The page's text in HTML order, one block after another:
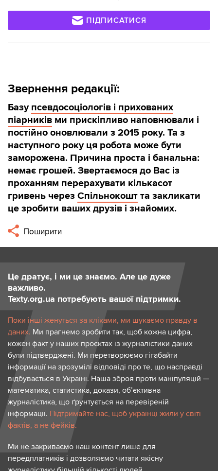
ПІДПИСАТИСЯ
Звернення редакції:
Базу псевдосоціологів і прихованих
піарників ми прискіпливо наповнювали і
постійно оновлювали з 2015 року. Та з
наступного року ця робота може бути
заморожена. Причина проста і банальна:
немає грошей. Звертаємося до Вас із
проханням перерахувати кількасот
гривень через Спільнокошт та закликати
це зробити ваших друзів і знайомих.
Поширити
Це дратує, і ми це знаємо. Але це дуже
важливо.
Texty.org.ua потребують вашої підтримки.
Поки інші женуться за кліками, ми шукаємо правду в
даних. Ми прагнемо зробити так, щоб кожна цифра,
кожен факт у наших проєктах із журналістики даних
були підтверджені. Ми перетворюємо гігабайти
інформації на зрозумілі відповіді про те, що насправді
відбувається в Україні. Наша зброя проти маніпуляцій —
математика, статистика, докази, об’єктивна
журналістика, що ґрунтується на перевіреній
інформації. Підтримайте нас, щоб українці жили у світі
фактів, а не фейків.
Ми не закриваємо наш контент лише для
передплатників і дозволяємо читати якісну